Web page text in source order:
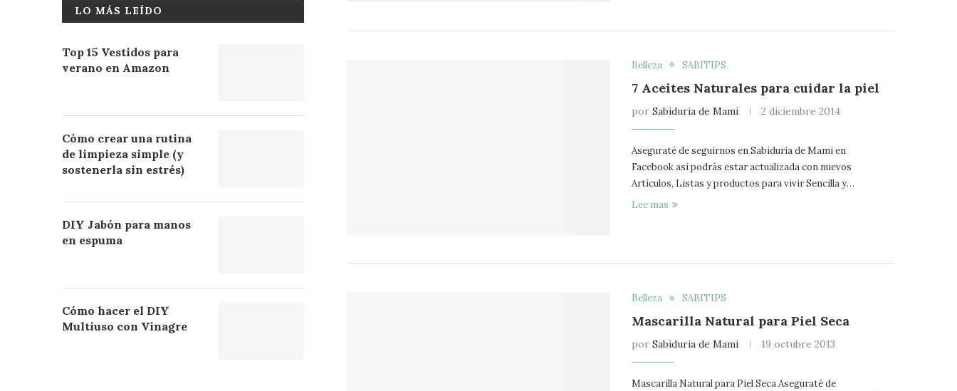
Belleza SABITIPS
7 Aceites Naturales para cuidar la piel
porSabiduria de Mami 2 diciembre 2014
Aseguraté de seguirnos en Sabiduría de Mami en
Facebook así podrás estar actualizada con nuevos
Artículos, Listas y productos para vivir Sencilla y…
Lee mas
Belleza SABITIPS
Mascarilla Natural para Piel Seca
porSabiduria de Mami 19 octubre 2013
Mascarilla Natural para Piel Seca Aseguraté de
LO MÁS LEÍDO
Top 15 Vestidos para
verano en Amazon
Cómo crear una rutina
de limpieza simple (y
sostenerla sin estrés)
DIY Jabón para manos
en espuma
Cómo hacer el DIY
Multiuso con Vinagre